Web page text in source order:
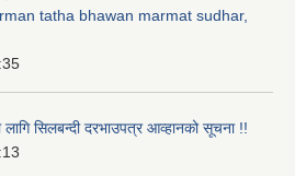
tatha bhawan marmat sudhar,
लागि सिलबन्दी दरभाउपत्र आव्हानको सूचना !!